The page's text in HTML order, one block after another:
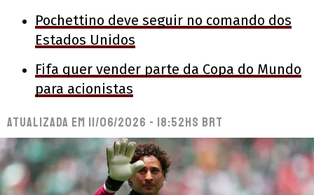
Pochettino deve seguir no comando dos
Estados Unidos
Fifa quer vender parte da Copa do Mundo
para acionistas
Atualizada em 11/06/2026 - 18:52hs BRT